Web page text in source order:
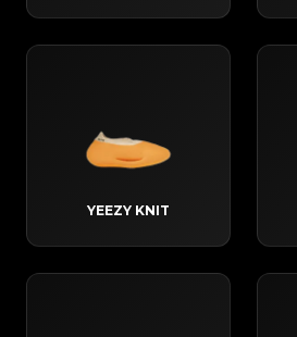
YEEZY KNIT